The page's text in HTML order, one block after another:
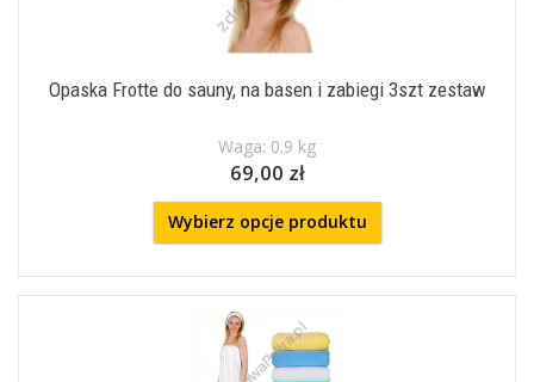
Opaska Frotte do sauny, na basen i zabiegi 3szt zestaw
Waga: 0.9 kg
69,00 zł
Wybierz opcje produktu